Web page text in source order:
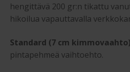
hengittävä 200 gr:n tikattu
hikoilua vapauttavalla
Standard (7 cm kimmovaahto)
pintapehmeä vaihtoehto.